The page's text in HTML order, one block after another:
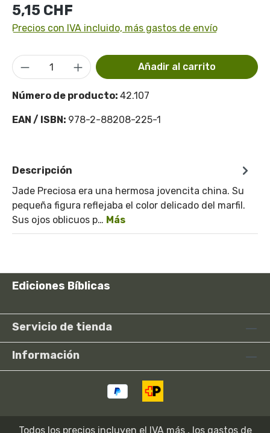
Precio normal:
5,15 CHF
Precios con IVA incluido, más gastos de envío
Cantidad del producto: introduce la
Añadir al carrito
Número de producto: 42.107
EAN / ISBN: 978-2-88208-225-1
Descripción
Jade Preciosa era una hermosa jovencita china. Su
pequeña figura reflejaba el color delicado del marfil.
Sus ojos oblicuos p… Más
Ediciones Bíblicas
Servicio de tienda
Información
Todos los precios incluyen el IVA más , los gastos de